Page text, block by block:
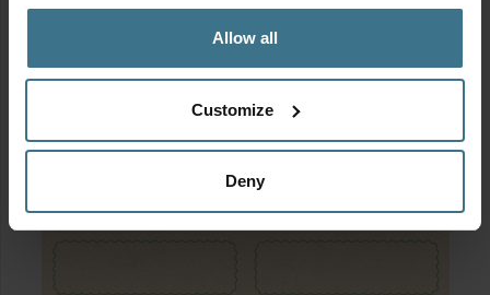
Allow all
Customize
Deny
Stickervel